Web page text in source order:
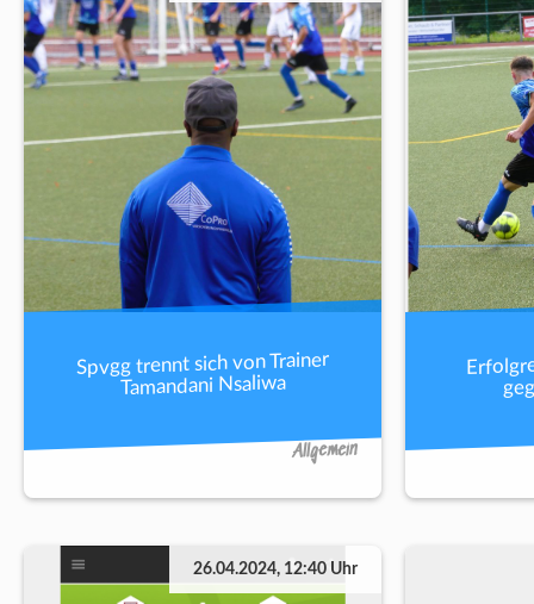
Spvgg trennt sich von Trainer
Tamandani Nsaliwa
Allgemein
26.04.2024, 12:40 Uhr